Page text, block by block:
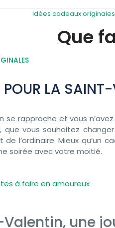
Idées cadeaux originales
Que
POUR LA
se rapproche et vous
que vous souhaitez
de l’ordinaire.Mieux qu’un
soirée avec votre moitié.
une